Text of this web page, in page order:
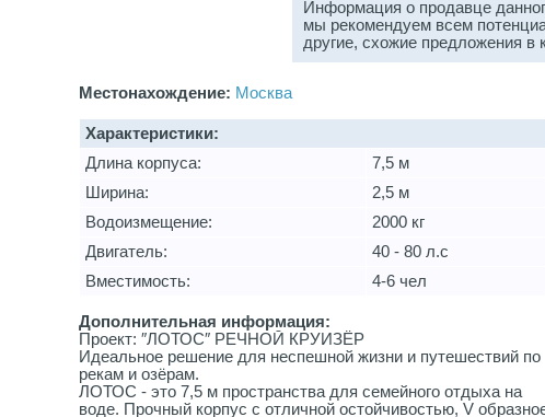
Информация о продавце
мы рекомендуем всем
другие, схожие предложения в
Местонахождение: Москва
Характеристики:
Длина корпуса:
7,5 м
Ширина:
2,5 м
Водоизмещение:
2000 кг
Двигатель:
40 - 80 л.с
Вместимость:
4-6 чел
Дополнительная информация:
Проект: ″ЛОТОС″ РЕЧНОЙ КРУИЗЁР
Идеальное решение для неспешной жизни и путешествий по
рекам и озёрам.
ЛОТОС - это 7,5 м пространства для семейного отдыха на
воде. Прочный корпус с отличной остойчивостью, V